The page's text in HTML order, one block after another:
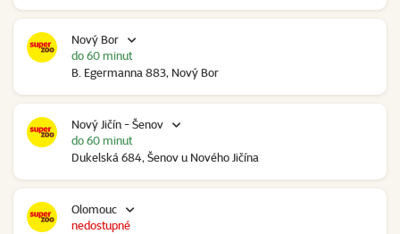
Nový Bor
B. Egermanna 883, Nový Bor
do 60 minut
Nový Jičín - Šenov
Dukelská 684, Šenov u Nového Jičína
do 60 minut
Olomouc
nedostupné